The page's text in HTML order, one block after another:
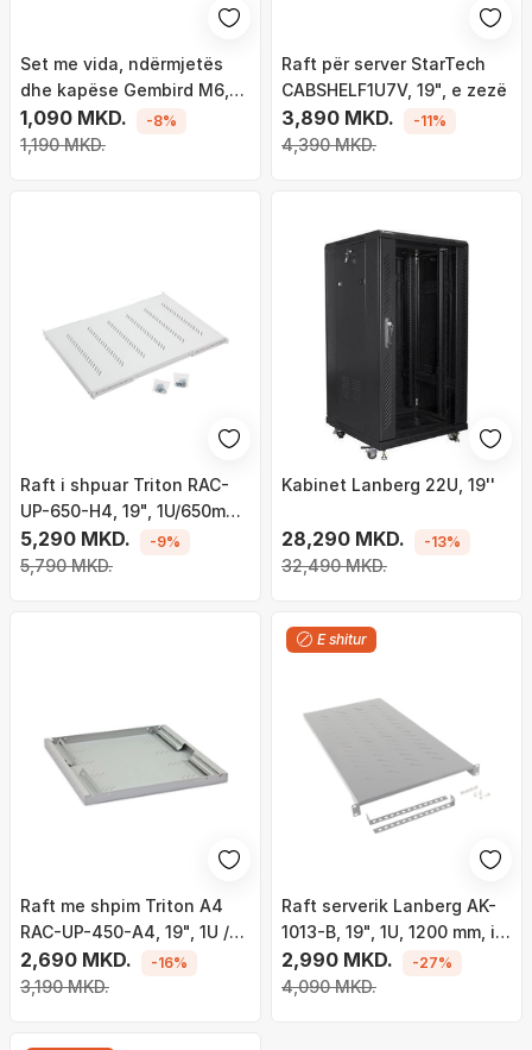
Set me vida, ndërmjetës
dhe kapëse Gembird M6,
50 grupe
1,090 MKD.
1,190 MKD.
-8%
Raft për server StarTech
CABSHELF1U7V, 19", e zezë
3,890 MKD.
4,390 MKD.
-11%
Raft i shpuar Triton RAC-
UP-650-H4, 19", 1U/650mm,
me kapacitet 150Kg, i hirtë
5,290 MKD.
5,790 MKD.
-9%
Kabinet Lanberg 22U, 19''
28,290 MKD.
32,490 MKD.
-13%
Raft me shpim Triton A4
RAC-UP-450-A4, 19", 1U /
450mm, kapaciteti
ngarkese 80Kg, gri
2,690 MKD.
3,190 MKD.
-16%
E shitur
Raft serverik Lanberg AK-
1013-B, 19", 1U, 1200 mm, i
zi
2,990 MKD.
4,090 MKD.
-27%